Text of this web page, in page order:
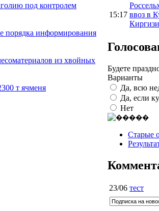
под контролем
порядка информирования
из хвойных
т ячменя
15:17 ввоз в
Будете
Варианты
Да, всю
Да, если
Нет
Старые
23/06 тест